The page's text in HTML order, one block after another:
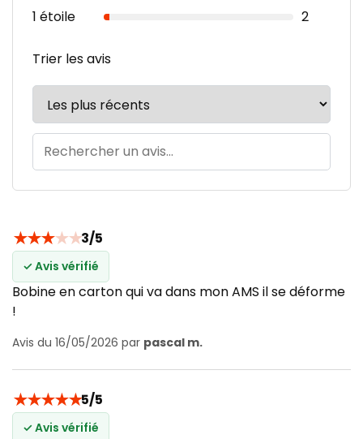
1 étoile
2
Trier les avis
★★★★★3/5
✓ Avis vérifié
Bobine en carton qui va dans mon AMS il se déforme
!
Avis du 16/05/2026 par pascal m.
★★★★★5/5
✓ Avis vérifié